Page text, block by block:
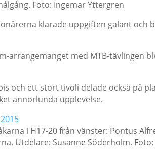
Foto: Ingemar Yttergren
klarade uppgiften galant och
arrangemanget med MTB-tävlingen
och ett stort tivoli delade också på
annorlunda upplevelse.
i H17-20 från vänster: Pontus
Utdelare: Susanne Söderholm.